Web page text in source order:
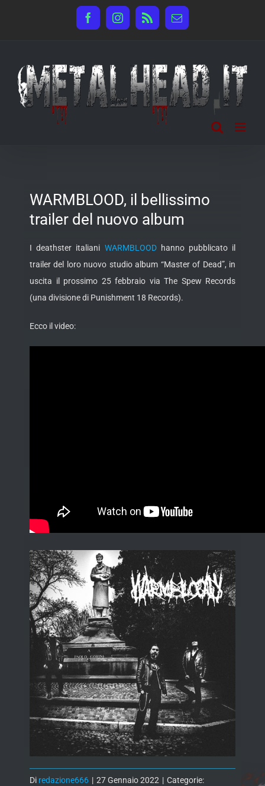
FacebookInstagram
Rss Email
WARMBLOOD, il bellissimo
trailer del nuovo album
I deathster italiani WARMBLOODhanno pubblicato il
trailer del loro nuovo studio album “Master of Dead”, in
uscita il prossimo 25 febbraio via The Spew Records
(una divisione di Punishment 18 Records).
Ecco il video:
Di redazione666 | 27 Gennaio 2022 | Categorie: